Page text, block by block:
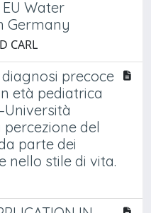
Water
Germany
CARL
precoce
età pediatrica
del
parte dei
nello stile di vita.